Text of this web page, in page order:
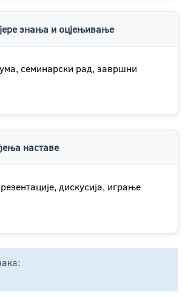
знања и оцјењивање
семинарски рад, завршни
наставе
дискусија, играње